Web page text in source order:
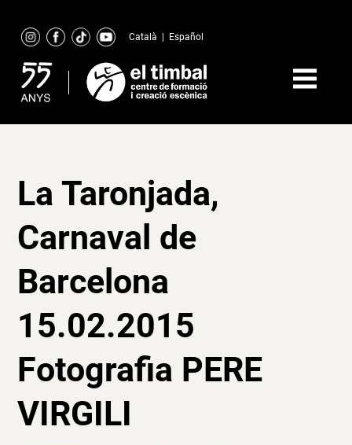
content
Català Español
La Taronjada,
Carnaval de
Barcelona
15.02.2015
Fotografia PERE
VIRGILI